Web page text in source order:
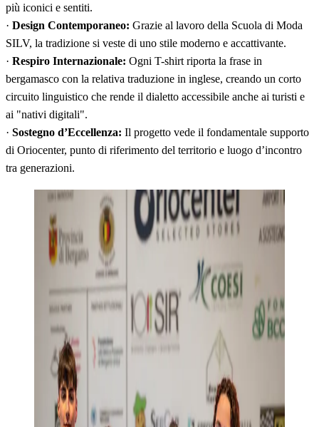
più iconici e sentiti.
· Design Contemporaneo: Grazie al lavoro della Scuola di Moda
SILV, la tradizione si veste di uno stile moderno e accattivante.
· Respiro Internazionale: Ogni T-shirt riporta la frase in
bergamasco con la relativa traduzione in inglese, creando un corto
circuito linguistico che rende il dialetto accessibile anche ai turisti e
ai "nativi digitali".
· Sostegno d’Eccellenza: Il progetto vede il fondamentale supporto
di Oriocenter, punto di riferimento del territorio e luogo d’incontro
tra generazioni.